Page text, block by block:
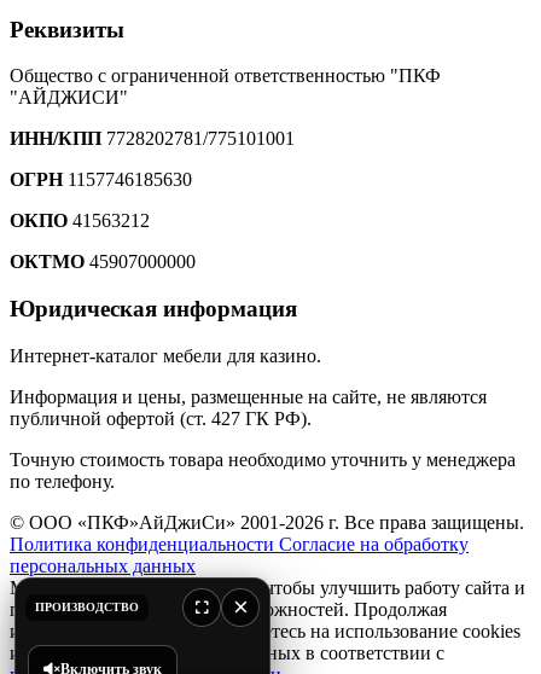
Реквизиты
Общество с ограниченной ответственностью "ПКФ
"АЙДЖИСИ"
ИНН/КПП 7728202781/775101001
ОГРН1157746185630
ОКПО 41563212
ОКТМО 45907000000
Юридическая информация
Интернет-каталог мебели для казино.
Информация и цены, размещенные на сайте, не являются
публичной офертой (ст. 427 ГК РФ).
Точную стоимость товара необходимо уточнить у менеджера
по телефону.
© ООО «ПКФ»АйДжиСи» 2001-2026 г. Все права защищены.
Политика конфиденциальности Согласие на обработку
персональных данных
Мы используем файлыcookie , чтобы улучшить работу сайта и
предоставить вам больше возможностей. Продолжая
использовать сайт, вы соглашаетесь на использование cookies
и обработку персональных данных в соответствии с
ПРОИЗВОДСТВО ×
Включить звук